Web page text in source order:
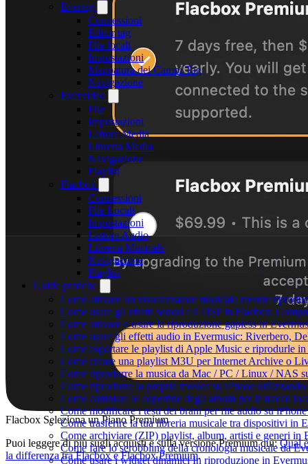
Evertag
Connessioni
Editor tag
File locali
Impostazioni
Mappatura dei Campi Tag
Navigazione
Evervideo
File
Impostazioni
Lettore Media
Libreria Media
Navigazione
Playlist
Flacbox
Connessioni
File Locali
Impostazioni
Lettore Audio
Libreria Musicale
Navigazione
Playlist
Guide pratiche
Come attivare un visualizzatore musicale mentre
Come usare gli effetti sonori e il DSP in Flacbox:
Come attivare e usare la riproduzione gapless in
Come usare gli effetti audio in Evermusic: Riverbero,
Come esportare le playlist di Apple Music e riprodurle
Come creare una playlist M3U per Internet Archive o
Come riprodurre la musica da Mac / PC / Linux / NAS
Come riprodurre la propria musica su iPhone utilizzando
Come cambiare le copertine degli album per le tracce
Come modificare i testi dei brani per file audio su
Come trasferire la tua libreria musicale tra dispositivi in
Come archiviare (ZIP) playlist, album, artisti e generi
Come fare lo scrobbling della cronologia musicale da
Come usare i widget dinamici In riproduzione in
Flacbox Seleziona un Piano Premium
Puoi leggere di più sugli acquisti e sulla versione Premium qui:Qual è
la differenza tra Flacbox e Flacbox Premium.